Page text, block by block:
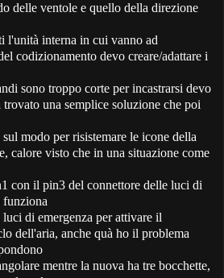
delle ventole e quello della direzione
l'unità interna in cui vanno ad
codizionamento devo creare/adattare i
sono troppo corte per incastrarsi devo
una semplice soluzione che poi
modo per risistemare le icone della
calore visto che in una situazione come
con il pin3 del connettore delle luci di
funziona
di emergenza per attivare il
dell'aria, anche quà ho il problema
mentre la nuova ha tre bocchette,